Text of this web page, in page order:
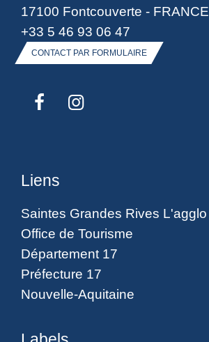
17100 Fontcouverte - FRANCE
+33 5 46 93 06 47
CONTACT PAR FORMULAIRE
Liens
Saintes Grandes Rives L'agglo
Office de Tourisme
Département 17
Préfecture 17
Nouvelle-Aquitaine